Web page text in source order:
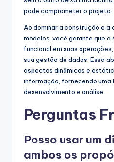
pode comprometer o projeto.
Ao dominar a construção e a
modelos, você garante que o
funcional em suas
sua gestão de dados. Essa
aspectos dinâmicos e
informação, fornecendo uma
desenvolvimento e análise.
Perguntas
Posso usar um
ambos os